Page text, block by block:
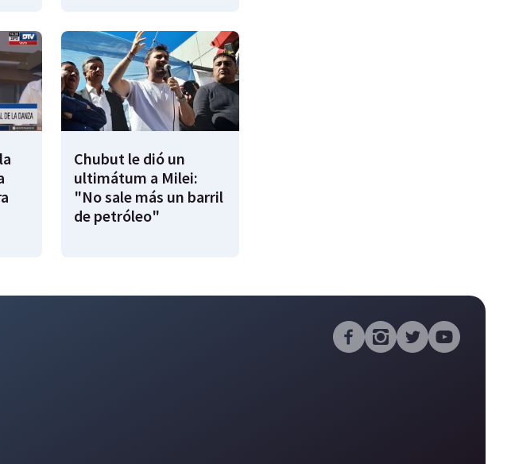
Chubut le dió un
ultimátum a Milei:
"No sale más un barril
de petróleo"